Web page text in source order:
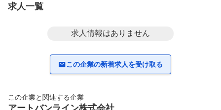
求人一覧
求人情報はありません
この企業の新着求人を受け取る
この企業と関連する企業
アートバンライン株式会社